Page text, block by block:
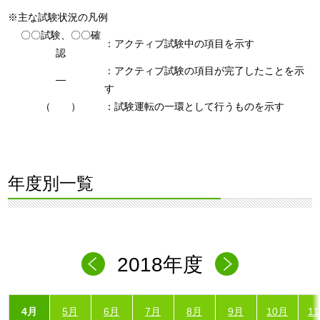
※主な試験状況の凡例
〇〇試験、〇〇確
認
：アクティブ試験中の項目を示す
―
：アクティブ試験の項目が完了したことを示
す
（ ）
：試験運転の一環として行うものを示す
年度別一覧
2018年度
4月 5月 6月 7月 8月 9月 10月